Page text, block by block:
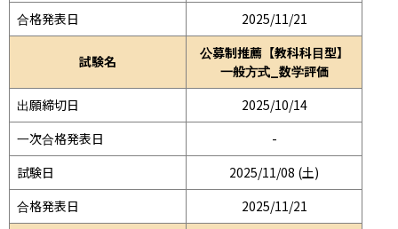
合格発表日
2025/11/21
試験名
公募制推薦【教科科目型】
一般方式_数学評価
出願締切日
2025/10/14
一次合格発表日
-
試験日
2025/11/08 (土)
合格発表日
2025/11/21